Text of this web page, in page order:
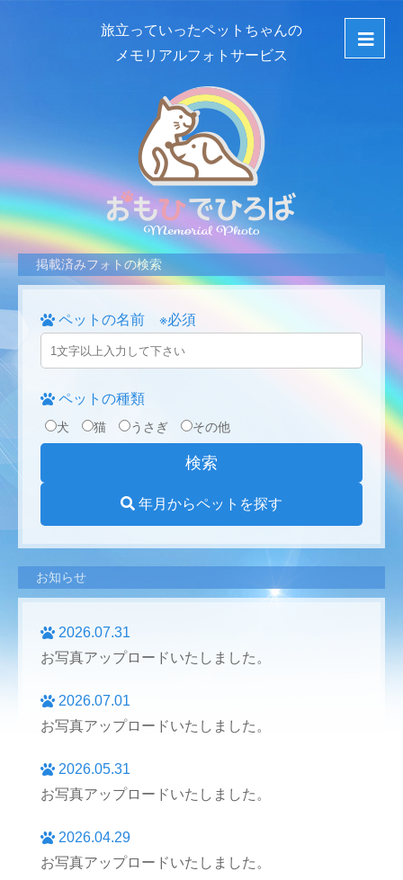
旅立っていったペットちゃんの
メモリアルフォトサービス
掲載済みフォトの検索
ペットの名前 ※必須
ペットの種類
犬 猫 うさぎ その他
年月からペットを探す
お知らせ
2026.07.31
お写真アップロードいたしました。
2026.07.01
お写真アップロードいたしました。
2026.05.31
お写真アップロードいたしました。
2026.04.29
お写真アップロードいたしました。